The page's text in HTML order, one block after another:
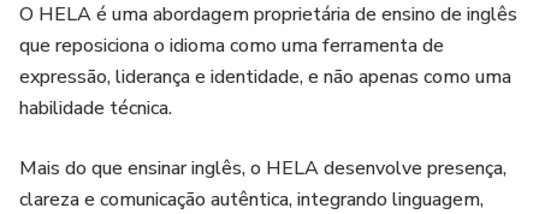
O HELA é uma abordagem proprietária de ensino de inglês
que reposiciona o idioma como uma ferramenta de
expressão, liderança e identidade, e não apenas como uma
habilidade técnica.
Mais do que ensinar inglês, o HELA desenvolve presença,
clareza e comunicação autêntica, integrando linguagem,